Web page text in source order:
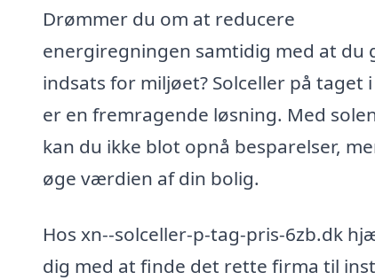
Drømmer du om at reducere
energiregningen samtidig med at du
indsats for miljøet? Solceller på taget
er en fremragende løsning. Med
kan du ikke blot opnå besparelser,
øge værdien af din bolig.
Hos xn--solceller-p-tag-pris-6zb.dk
dig med at finde det rette firma til